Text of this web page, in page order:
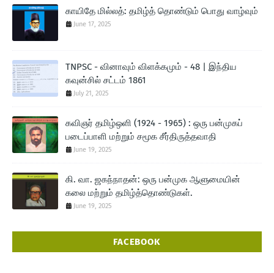
காயிதே மில்லத்: தமிழ்த் தொண்டும் பொது வாழ்வும்
June 17, 2025
TNPSC - வினாவும் விளக்கமும் - 48 | இந்திய
கவுன்சில் சட்டம் 1861
July 21, 2025
கவிஞர் தமிழ்ஒளி (1924 - 1965) : ஒரு பன்முகப்
படைப்பாளி மற்றும் சமூக சீர்திருத்தவாதி
June 19, 2025
கி. வா. ஜகந்நாதன்: ஒரு பன்முக ஆளுமையின்
கலை மற்றும் தமிழ்த்தொண்டுகள்.
June 19, 2025
FACEBOOK